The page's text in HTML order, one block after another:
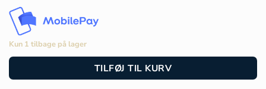
Kun 1 tilbage på lager
TILFØJ TIL KURV